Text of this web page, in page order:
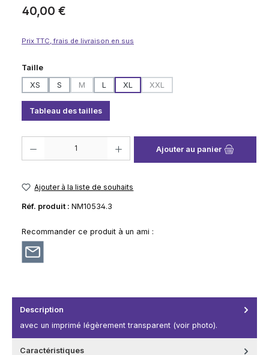
Prix régulier :
40,00 €
Prix TTC, frais de livraison en sus
Sélectionnez
Taille
XS
S M
(Cette option n'est pas disponible pour le moment.)
L XL XXL
(Cette option n'est pas
Tableau des tailles
Ajouter au panier
Ajouter à la liste de souhaits
Réf. produit : NM10534.3
Recommander ce produit à un ami :
Description
avec un imprimé légèrement transparent (voir photo).
Caractéristiques